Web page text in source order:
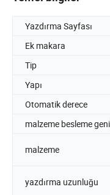
Yazdırma Sayfası
Ek makara
Tip
Yapı
Otomatik derece
malzeme besleme
malzeme
yazdırma uzunluğu